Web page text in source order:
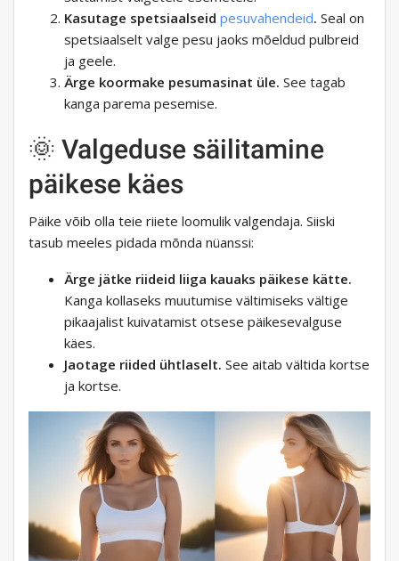
Kasutage spetsiaalseid pesuvahendeid. Seal on
spetsiaalselt valge pesu jaoks mõeldud pulbreid
ja geele.
Ärge koormake pesumasinat üle. See tagab
kanga parema pesemise.
🌞 Valgeduse säilitamine
päikese käes
Päike võib olla teie riiete loomulik valgendaja. Siiski
tasub meeles pidada mõnda nüanssi:
Ärge jätke riideid liiga kauaks päikese kätte.
Kanga kollaseks muutumise vältimiseks vältige
pikaajalist kuivatamist otsese päikesevalguse
käes.
Jaotage riided ühtlaselt. See aitab vältida kortse
ja kortse.